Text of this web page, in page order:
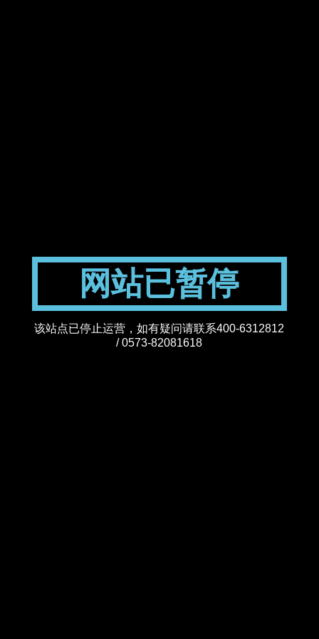
网站已暂停
该站点已停止运营，如有疑问请联系400-6312812
/ 0573-82081618